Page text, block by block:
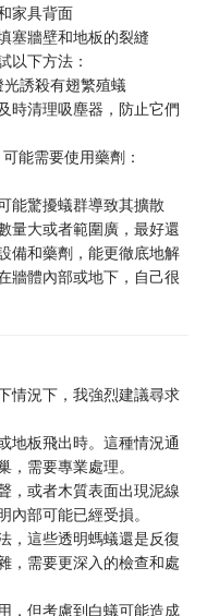
家具背面
塞牆壁和地板的裂縫
以下方法：
光誘殺有翅繁殖蟻
時清理吸塵器，防止它們
能需要使用藥劑：
能驚擾蟻群導致其擴散
量大或者範圍廣，最好還
備和藥劑，能更徹底地解
牆體內部或地下，自己很
情況下，我強烈建議尋求
地板飛出時。這種情況通
需要專業處理。
，或者木質表面出現泥線
部可能已經受損。
，這些透明螞蟻還是反復
，需要更深入的檢查和處
，但考慮到白蟻可能造成